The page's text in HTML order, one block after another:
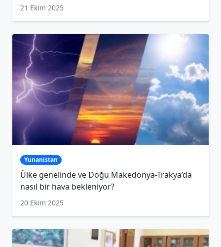
21 Ekim 2025
Yunanistan
Ülke genelinde ve Doğu Makedonya-Trakya’da
nasıl bir hava bekleniyor?
20 Ekim 2025